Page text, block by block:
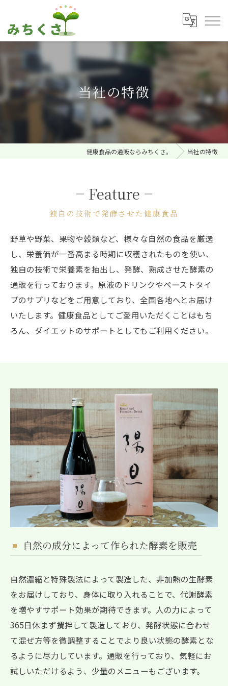
当社の特徴
健康食品の通販ならみちくさ。 当社の特徴
独自の技術で発酵させた健康食品
Feature
野草や野菜、果物や穀類など、様々な自然の食品を厳選
し、栄養価が一番高まる時期に収穫されたものを使い、
独自の技術で栄養素を抽出し、発酵、熟成させた酵素の
通販を行っております。原液のドリンクやペーストタイ
プのサプリなどをご用意しており、全国各地へとお届け
いたします。健康食品としてご愛用いただくことはもち
ろん、ダイエットのサポートとしてもご利用ください。
自然の成分によって作られた酵素を販売
自然濃縮と特殊製法によって製造した、非加熱の生酵素
をお届けしており、身体に取り入れることで、代謝酵素
を増やすサポート効果が期待できます。人の力によって
365日休まず攪拌して製造しており、発酵状態に合わせ
て混ぜ方等を微調整することでより良い状態の酵素とな
るように尽力しています。通販を行っており、気軽にお
試しいただけるよう、少量のメニューもございます。